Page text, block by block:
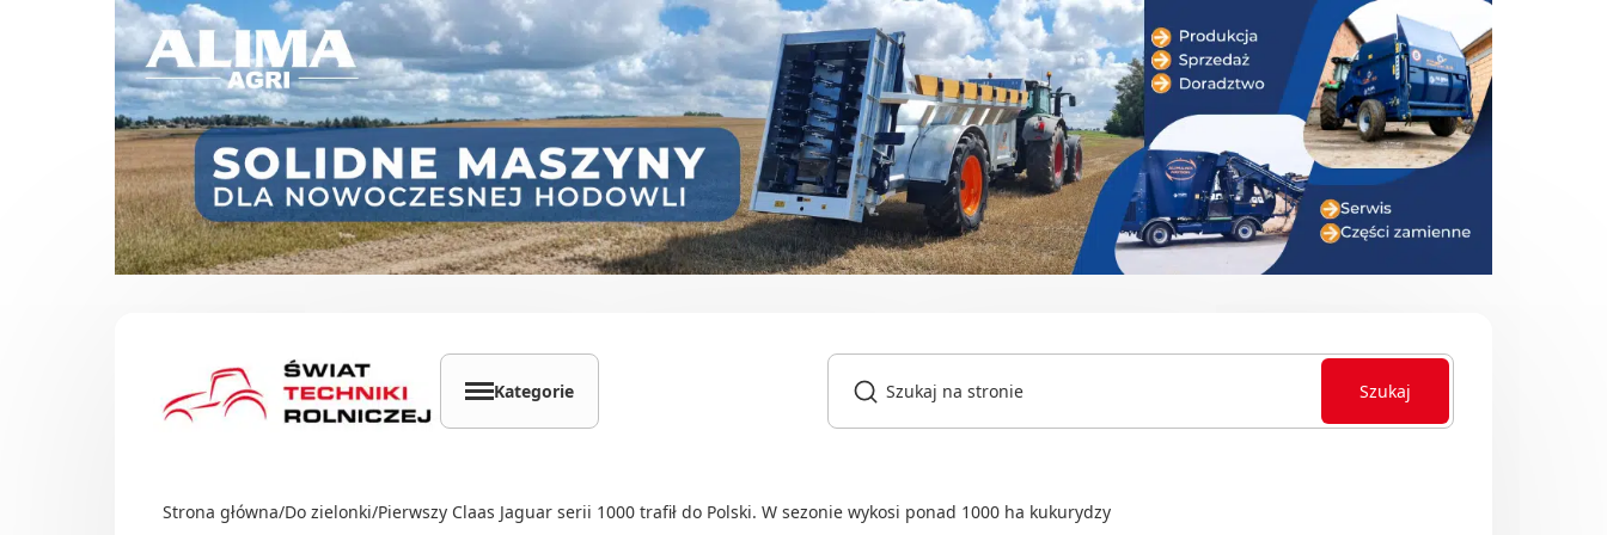
Przejdź do treści
Kategorie
Ładowarki
Szukaj
Strona główna/Do zielonki/Pierwszy Claas Jaguar serii 1000 trafił do Polski. W sezonie wykosi ponad 1000 ha kukurydzy